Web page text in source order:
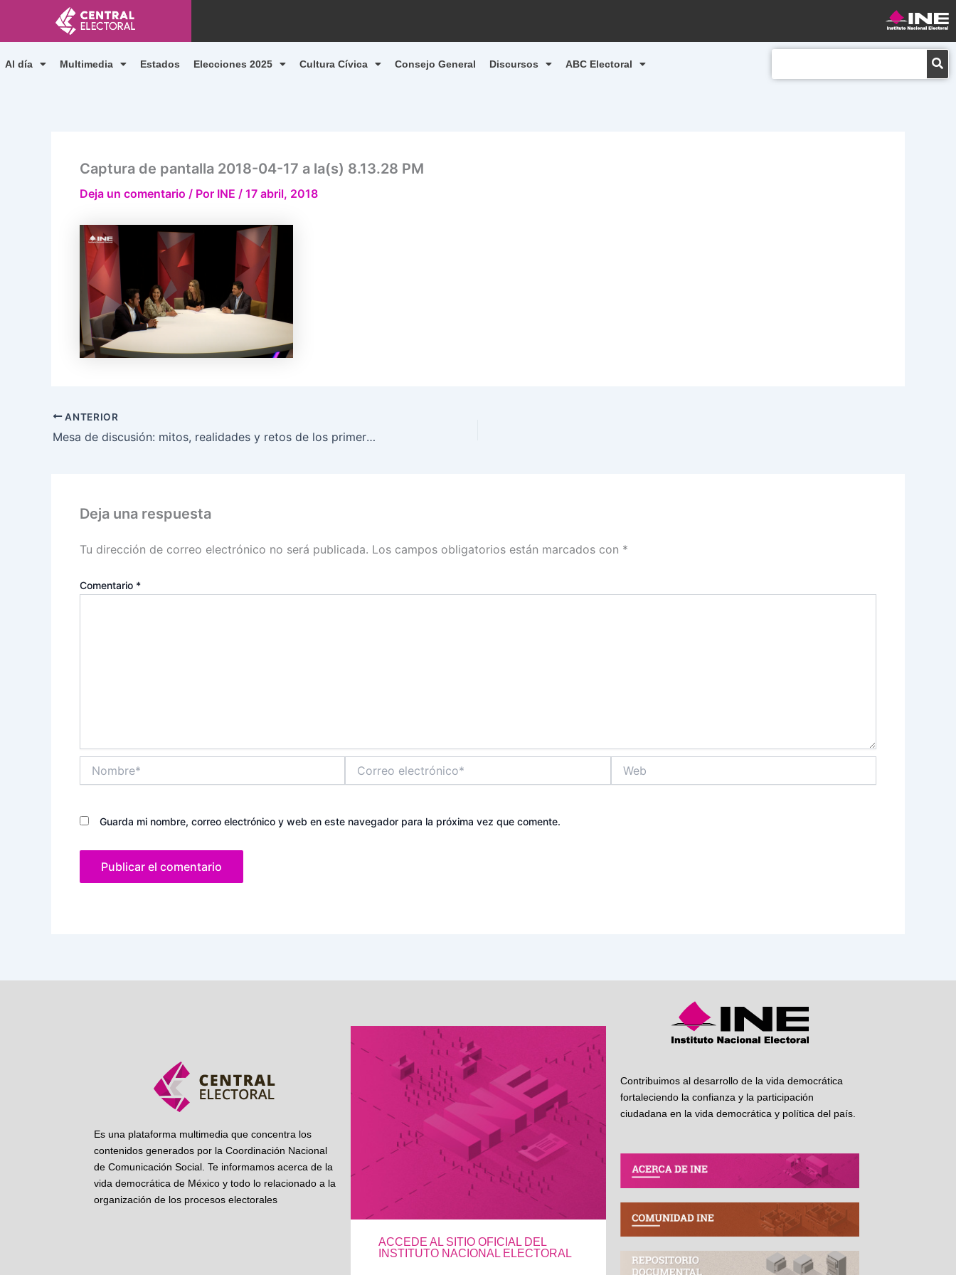
contenido
Al día Multimedia Estados Elecciones 2025 Cultura Cívica Consejo General Discursos ABC Electoral
Captura de pantalla 2018-04-17 a la(s) 8.13.28 PM
Deja un comentario / Por INE / 17 abril, 2018
ANTERIOR
Mesa de discusión: mitos, realidades y retos de los primeros votantes en las #Elecciones2018
Deja una respuesta
Tu dirección de correo electrónico no será publicada. Los campos obligatorios están marcados con *
Comentario *
electrónico*
Guarda mi nombre, correo electrónico y web en este navegador para la próxima vez que comente.
Es una plataforma multimedia que concentra los
contenidos generados por la Coordinación Nacional
de Comunicación Social. Te informamos acerca de la
vida democrática de México y todo lo relacionado a la
organización de los procesos electorales
ACCEDE AL SITIO OFICIAL DEL
INSTITUTO NACIONAL ELECTORAL
Contribuimos al desarrollo de la vida democrática
fortaleciendo la confianza y la participación
ciudadana en la vida democrática y política del país.